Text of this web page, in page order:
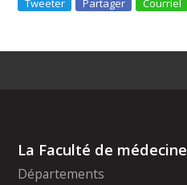
Tweeter Partager Courriel
La Faculté de médecine
Départements